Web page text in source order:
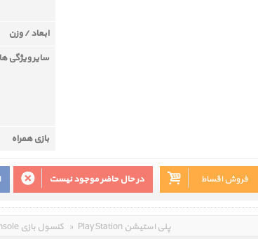
ابعاد / وزن
سایر ویژگی ها
بازی همراه
در حال حاضر موجود نیست فروش اقساط
Game Console کنسول بازی » Play Station پلی استیشن